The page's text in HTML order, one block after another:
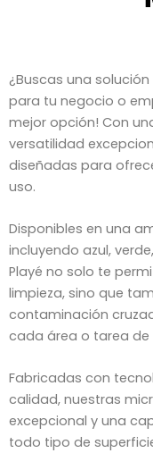
¿Buscas una
para tu negocio o
mejor opción! Con
versatilidad
diseñadas para
uso.
Disponibles en una
incluyendo azul,
Playé no solo te
limpieza, sino que
contaminación
cada área o tarea de
Fabricadas con
calidad, nuestras
excepcional y una
todo tipo de